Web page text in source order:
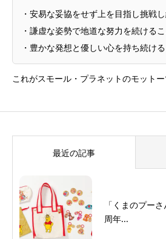
・安易な妥協をせず上を目指し挑戦
・謙虚な姿勢で地道な努力を続けるこ
・豊かな発想と優しい心を持ち続け
これがスモール・プラネットのモット
最近の記事
「くまのプー
周年...